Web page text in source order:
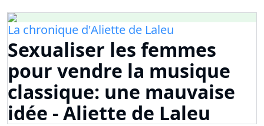
La chronique d'Aliette de Laleu
Sexualiser les femmes
pour vendre la musique
classique: une mauvaise
idée - Aliette de Laleu